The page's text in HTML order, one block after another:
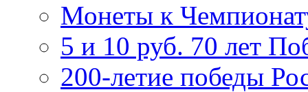
Монеты к
5 и 10 руб. 70 лет
200-летие победы